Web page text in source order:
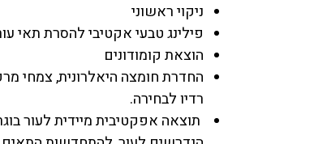
ניקוי ראשוני
פילינג טבעי אקטיבי להסרת תאי
הוצאת קומודונים
החדרת חומצה היאלרונית, צמחי
רדיו לבחירה.
תוצאה אפקטיבית מיידית לעור